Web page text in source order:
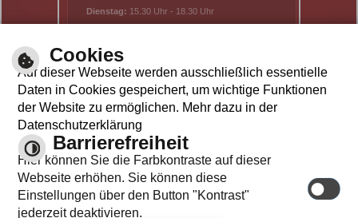
Dienstag: 15.30 Uhr - 18.30 Uhr
Donnerstag:8.30 Uhr - 11.30 Uhr
Termin:
Mo - Mi:8.30 Uhr – 11.30 Uhr
Do:14.00 Uhr – 16.30 Uhr
Fr:8.30 Uhr – 11.30 Uhr
Cookies
Auf dieser Webseite werden ausschließlich essentielle
Daten in Cookies gespeichert, um wichtige Funktionen
der Website zu ermöglichen. Mehr dazu in der
Datenschutzerklärung
Barrierefreiheit
Hier können Sie die Farbkontraste auf dieser
Webseite erhöhen. Sie können diese
Einstellungen über den Button "Kontrast"
jederzeit deaktivieren.